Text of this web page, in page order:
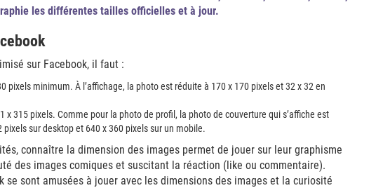
les différentes tailles officielles et à jour.
sur Facebook, il faut :
pixels minimum. À l’affichage, la photo est réduite à 170 x 170 pixels et 32 x 32 en
x 315 pixels. Comme pour la photo de profil, la photo de couverture qui s’affiche est
pixels sur desktop et 640 x 360 pixels sur un mobile.
connaître la dimension des images permet de jouer sur leur graphisme
des images comiques et suscitant la réaction (like ou commentaire).
se sont amusées à jouer avec les dimensions des images et la curiosité